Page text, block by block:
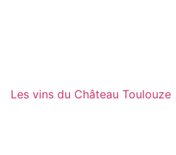
Les vins du Château Toulouze